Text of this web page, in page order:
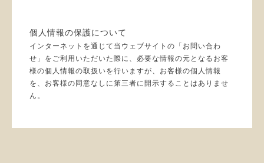
個人情報の保護について
インターネットを通じて当ウェブサイトの「お問い合わ
せ」をご利用いただいた際に、必要な情報の元となるお客
様の個人情報の取扱いを行いますが、お客様の個人情報
を、お客様の同意なしに第三者に開示することはありませ
ん。